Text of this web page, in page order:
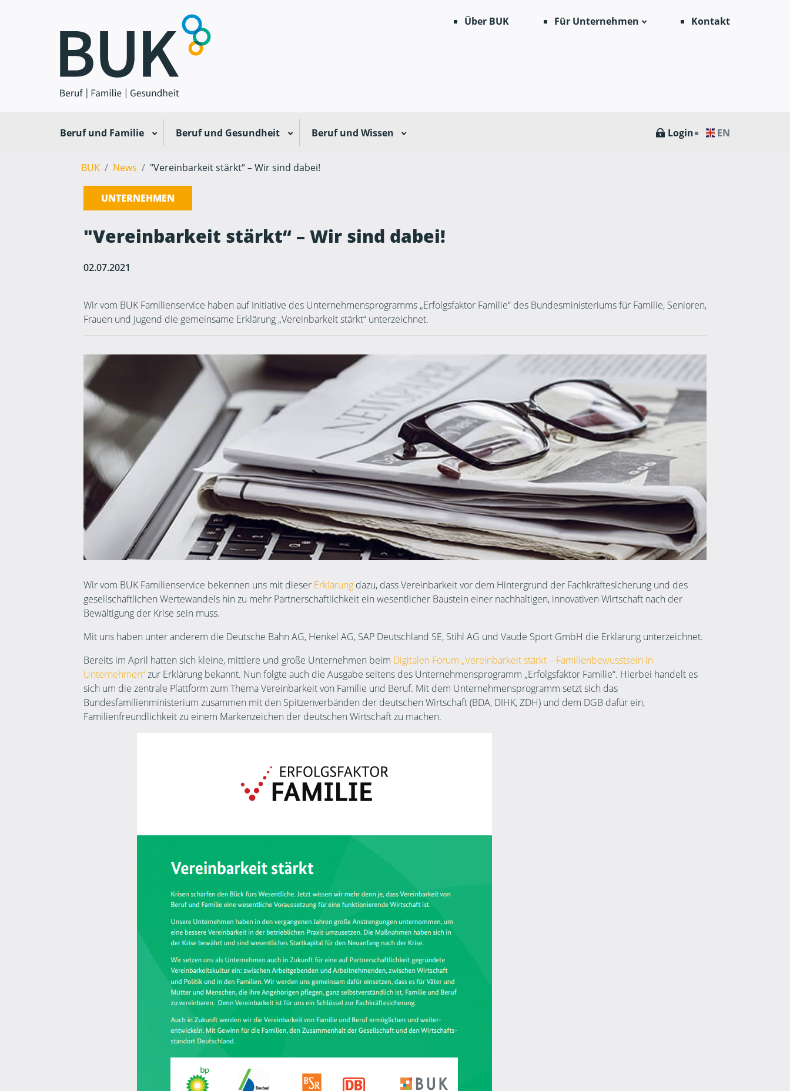
Über BUK Für Unternehmen Kontakt
Beruf und Familie Beruf und Gesundheit Beruf und Wissen Login EN
BUK News "Vereinbarkeit stärkt“ – Wir sind dabei!
UNTERNEHMEN
"Vereinbarkeit stärkt“ – Wir sind dabei!
02.07.2021
Wir vom BUK Familienservice haben auf Initiative des Unternehmensprogramms „Erfolgsfaktor Familie“ des Bundesministeriums für Familie, Senioren,
Frauen und Jugend die gemeinsame Erklärung „Vereinbarkeit stärkt“ unterzeichnet.
Wir vom BUK Familienservice bekennen uns mit dieser Erklärung dazu, dass Vereinbarkeit vor dem Hintergrund der Fachkräftesicherung und des
gesellschaftlichen Wertewandels hin zu mehr Partnerschaftlichkeit ein wesentlicher Baustein einer nachhaltigen, innovativen Wirtschaft nach der
Bewältigung der Krise sein muss.
Mit uns haben unter anderem die Deutsche Bahn AG, Henkel AG, SAP Deutschland SE, Stihl AG und Vaude Sport GmbH die Erklärung unterzeichnet.
Bereits im April hatten sich kleine, mittlere und große Unternehmen beim Digitalen Forum „Vereinbarkeit stärkt – Familienbewusstsein in
Unternehmen“zur Erklärung bekannt. Nun folgte auch die Ausgabe seitens des Unternehmensprogramm „Erfolgsfaktor Familie“. Hierbei handelt es
sich um die zentrale Plattform zum Thema Vereinbarkeit von Familie und Beruf. Mit dem Unternehmensprogramm setzt sich das
Bundesfamilienministerium zusammen mit den Spitzenverbänden der deutschen Wirtschaft (BDA, DIHK, ZDH) und dem DGB dafür ein,
Familienfreundlichkeit zu einem Markenzeichen der deutschen Wirtschaft zu machen.